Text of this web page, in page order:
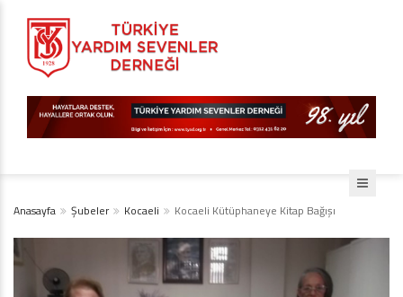
Anasayfa Şubeler Kocaeli Kocaeli Kütüphaneye Kitap Bağışı